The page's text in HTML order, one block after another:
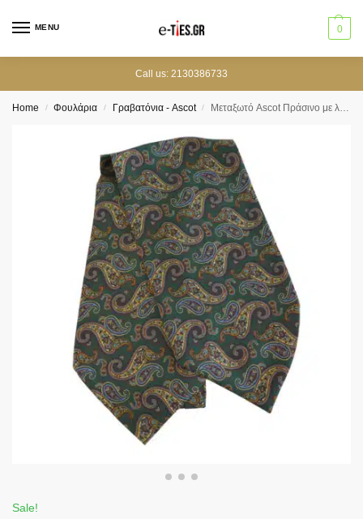
MENU 0
Call us: 2130386733
Home / Φουλάρια / Γραβατόνια - Ascot / Μεταξωτό Ascot Πράσινο με λαχούρια
Sale!